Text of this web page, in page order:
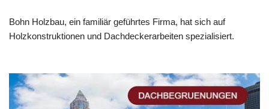
Bohn Holzbau, ein familiär geführtes Firma, hat sich auf
Holzkonstruktionen und Dachdeckerarbeiten spezialisiert.